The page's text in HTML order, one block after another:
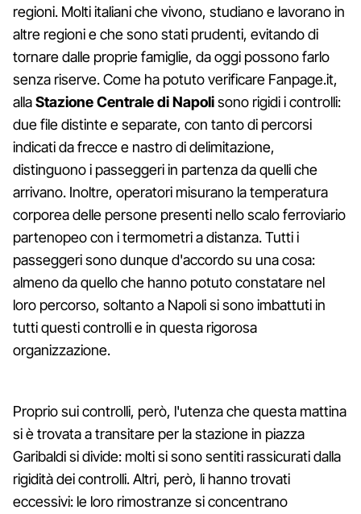
regioni. Molti italiani che vivono, studiano e lavorano in
altre regioni e che sono stati prudenti, evitando di
tornare dalle proprie famiglie, da oggi possono farlo
senza riserve. Come ha potuto verificare Fanpage.it,
allaStazione Centrale di Napolisono rigidi i controlli:
due file distinte e separate, con tanto di percorsi
indicati da frecce e nastro di delimitazione,
distinguono i passeggeri in partenza da quelli che
arrivano. Inoltre, operatori misurano la temperatura
corporea delle persone presenti nello scalo ferroviario
partenopeo con i termometri a distanza. Tutti i
passeggeri sono dunque d'accordo su una cosa:
almeno da quello che hanno potuto constatare nel
loro percorso, soltanto a Napoli si sono imbattuti in
tutti questi controlli e in questa rigorosa
organizzazione.
Proprio sui controlli, però, l'utenza che questa mattina
si è trovata a transitare per la stazione in piazza
Garibaldi si divide: molti si sono sentiti rassicurati dalla
rigidità dei controlli. Altri, però, li hanno trovati
eccessivi: le loro rimostranze si concentrano